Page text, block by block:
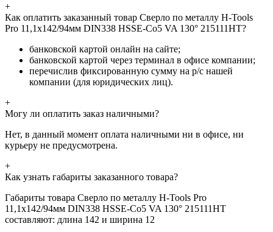
+
Как оплатить заказанный товар Сверло по металлу H-Tools
Pro 11,1x142/94мм DIN338 HSSE-Co5 VA 130° 215111HT?
банковской картой онлайн на сайте;
банковской картой через терминал в офисе компании;
перечислив фиксированную сумму на р/с нашей
компании (для юридических лиц).
+
Могу ли оплатить заказ наличными?
Нет, в данный момент оплата наличными ни в офисе, ни
курьеру не предусмотрена.
+
Как узнать габариты заказанного товара?
Габариты товара Сверло по металлу H-Tools Pro
11,1x142/94мм DIN338 HSSE-Co5 VA 130° 215111HT
составляют: длина 142 и ширина 12